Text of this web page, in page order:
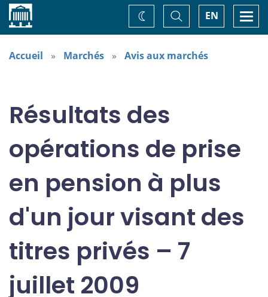
Accueil EN
Basculer
la
recherche
Changez
de
Accueil Marchés Avis aux marchés
Résultats des
opérations de prise
en pension à plus
d'un jour visant des
titres privés – 7
juillet 2009